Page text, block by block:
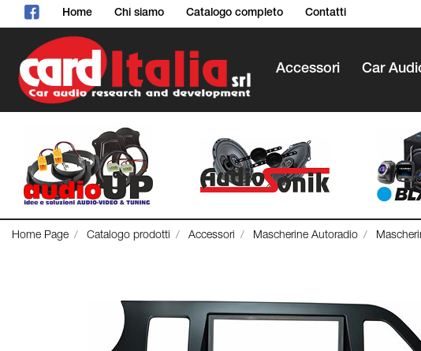
Home Chi siamo Catalogo completo Contatti
Accessori Car
Home Page Catalogo prodotti Accessori Mascherine Autoradio